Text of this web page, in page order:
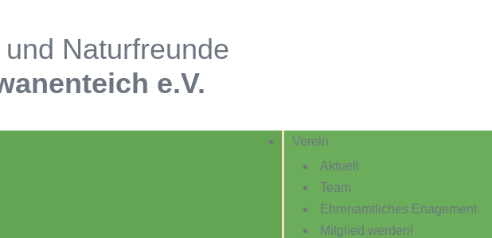
Naturfreunde
e.V.
Verein
Aktuell
Team
Ehrenamtliches Enagement
Mitglied werden!